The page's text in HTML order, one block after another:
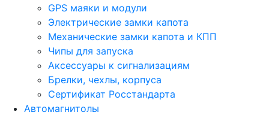
GPS маяки и модули
Электрические замки капота
Механические замки капота и КПП
Чипы для запуска
Аксессуары к сигнализациям
Брелки, чехлы, корпуса
Сертификат Росстандарта
Автомагнитолы